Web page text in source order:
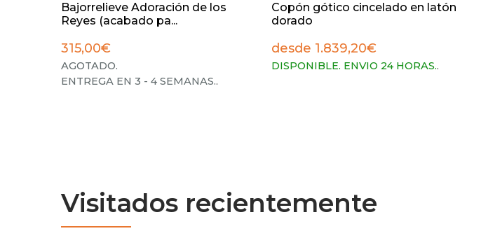
Bajorrelieve Adoración de los
Reyes (acabado pa...
315,00€
AGOTADO.
ENTREGA EN 3 - 4 SEMANAS..
Copón gótico cincelado en latón
dorado
desde 1.839,20€
DISPONIBLE. ENVIO 24 HORAS..
Visitados recientemente